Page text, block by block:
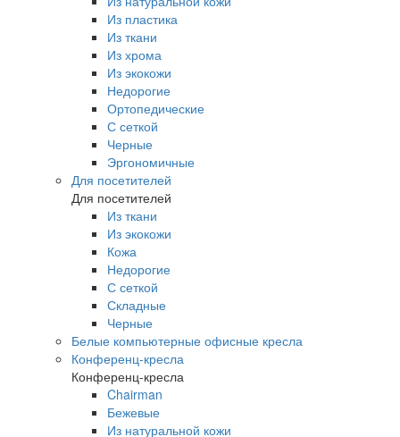
Из пластика
Из ткани
Из хрома
Из экокожи
Недорогие
Ортопедические
С сеткой
Черные
Эргономичные
Для посетителей
Для посетителей
Из ткани
Из экокожи
Кожа
Недорогие
С сеткой
Складные
Черные
Белые компьютерные офисные кресла
Конференц-кресла
Конференц-кресла
Chairman
Бежевые
Из натуральной кожи